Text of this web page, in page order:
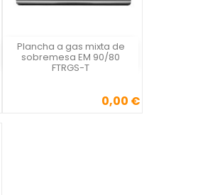
Plancha a gas mixta de
sobremesa EM 90/80
FTRGS-T
Precio0,00 €

Vista rápida